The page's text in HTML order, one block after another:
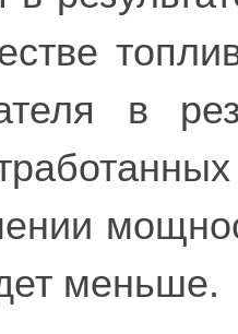
в
меньше.